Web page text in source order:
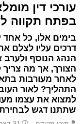
עורכי דין
בפתח תקווה
בימים אלו, כל
דרכים עליו לצלם
הנהג הנוסף
הצורך, אך מה
לאחר מעורבות
התהליך? לאור
למצוא את עצמו
שתתנו דגש לבחירת